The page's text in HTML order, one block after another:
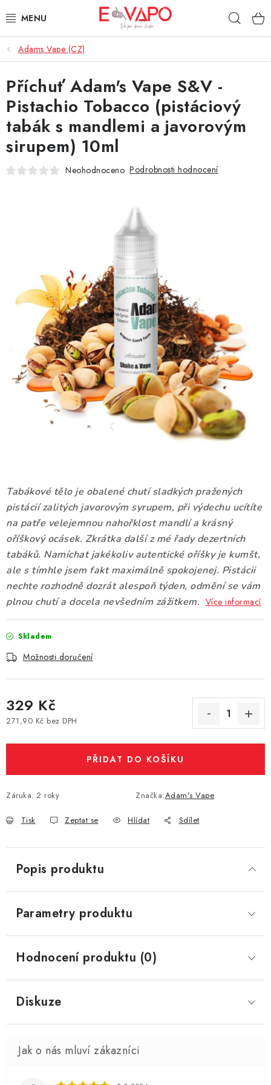
na
3D TISK
TIPY ZA DOBROU CENU
AROMATA A PŘÍCHUTĚ
BÁZE
E-LIQUIDY
DÁRKOVÉ VOUCHERY
ATOMIZÉRY A CARTRIDGE
BATERIE A NABÍJEČKY
GRIPY & MODY
JEDNORÁZOVÉ A DOBÍJECÍ E-CIGARETY
PŘÍSLUŠENSTVÍ
ZNAČKY
Vše o nákupu Jak reklamovat či vrátit zboží
Recenze
Kontakty
Prodejny Volná místa
Adams Vape (CZ)
Tabákové tělo je obalené chutí sladkých pražených
pistácií zalitých javorovým syrupem, při výdechu ucítíte
na patře velejemnou nahořklost mandlí a krásný
oříškový ocásek. Zkrátka další z mé řady dezertních
tabáků. Namíchat jakékoliv autentické oříšky je kumšt,
ale s tímhle jsem fakt maximálně spokojenej. Pistácii
nechte rozhodně dozrát alespoň týden, odmění se vám
plnou chutí a docela nevšedním zážitkem. Více informací
Skladem
Možnosti doručení
329 Kč
271,90 Kč bez DPH
PŘIDAT DO KOŠÍKU
Záruka: 2 roky Značka:Adam's Vape
Tisk Zeptat se Hlídat Sdílet
Příchuť Adam's Vape S&V -
Pistachio Tobacco (pistáciový
tabák s mandlemi a javorovým
sirupem) 10ml
Neohodnoceno Podrobnosti hodnocení
Popis produktu
Parametry produktu
Hodnocení produktu (0)
Diskuze